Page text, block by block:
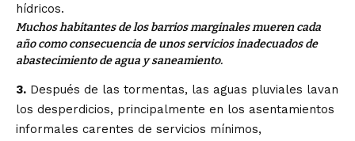
hídricos.
Muchos habitantes de los barrios marginales mueren cada
año como consecuencia de unos servicios inadecuados de
abastecimiento de agua y saneamiento.
3. Después de las tormentas, las aguas pluviales lavan
los desperdicios, principalmente en los asentamientos
informales carentes de servicios mínimos,